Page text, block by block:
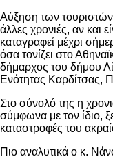
Αύξηση των
άλλες χρονιές, αν και
καταγραφεί μέχρι
όσα τονίζει στο
δήμαρχος του δήμου
Ενότητας Καρδίτσας,
Στο σύνολό της η
σύμφωνα με τον ίδιο,
καταστροφές του
Πιο αναλυτικά ο κ.